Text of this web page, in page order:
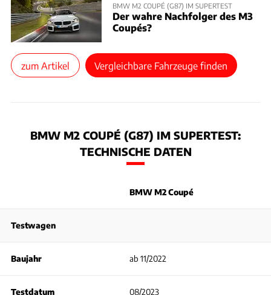
BMW M2 COUPÉ (G87) IM SUPERTEST
Der wahre Nachfolger des M3
Coupés?
zum Artikel Vergleichbare Fahrzeuge finden
BMW M2 COUPÉ (G87) IM SUPERTEST:
TECHNISCHE DATEN
BMW M2 Coupé
Testwagen
Baujahr ab 11/2022
Testdatum 08/2023